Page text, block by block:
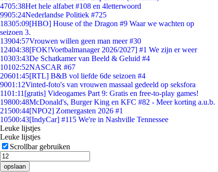
4705:38Het hele alfabet #108 en 4letterwoord
9905:24Nederlandse Politiek #725
18305:09[HBO] House of the Dragon #9 Waar we wachten op
seizoen 3.
13904:57Vrouwen willen geen man meer #30
12404:38[FOK!Voetbalmanager 2026/2027] #1 We zijn er weer
10303:43De Schatkamer van Beeld & Geluid #4
10102:52NASCAR #67
20601:45[RTL] B&B vol liefde 6de seizoen #4
9001:12Vinted-foto's van vrouwen massaal gedeeld op seksfora
1101:11 [gratis] Videogames Part 9: Gratis en free-to-play games!
19800:48McDonald's, Burger King en KFC #82 - Meer korting a.u.b.
21500:44[NPO2] Zomergasten 2026 #1
10500:43[IndyCar] #115 We're in Nashville Tennessee
Leuke lijstjes
Leuke lijstjes
Scrollbar gebruiken
opslaan